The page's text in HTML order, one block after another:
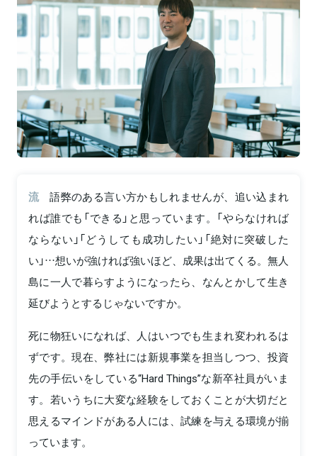
流
語弊のある言い方かもしれませんが、追い込まれ
れば誰でも「できる」と思っています。「やらなければ
ならない」「どうしても成功したい」「絶対に突破した
い」…想いが強ければ強いほど、成果は出てくる。無人
島に一人で暮らすようになったら、なんとかして生き
延びようとするじゃないですか。
死に物狂いになれば、人はいつでも生まれ変われるは
ずです。現在、弊社には新規事業を担当しつつ、投資
先の手伝いをしている“Hard Things”な新卒社員がいま
す。若いうちに大変な経験をしておくことが大切だと
思えるマインドがある人には、試練を与える環境が揃
っています。